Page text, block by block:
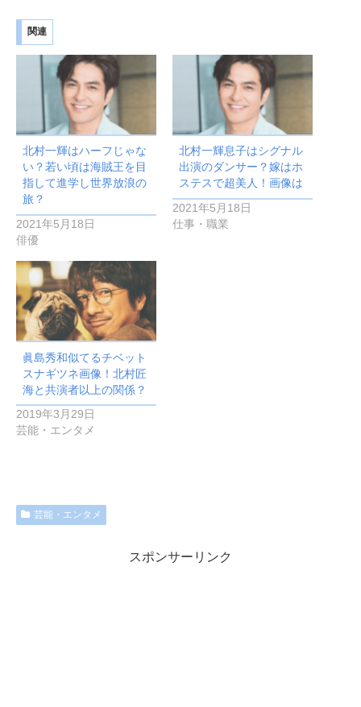
関連
北村一輝はハーフじゃな
い？若い頃は海賊王を目
指して進学し世界放浪の
旅？
2021年5月18日
俳優
北村一輝息子はシグナル
出演のダンサー？嫁はホ
ステスで超美人！画像は
2021年5月18日
仕事・職業
眞島秀和似てるチベット
スナギツネ画像！北村匠
海と共演者以上の関係？
2019年3月29日
芸能・エンタメ
芸能・エンタメ
スポンサーリンク